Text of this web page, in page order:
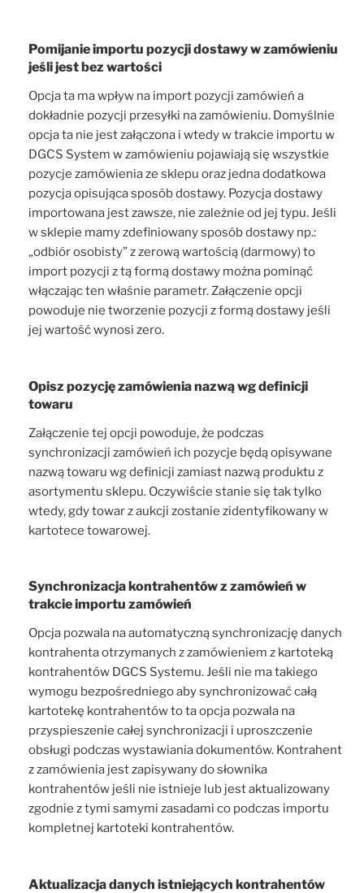
Pomijanie importu pozycji dostawy w zamówieniu
jeśli jest bez wartości
Opcja ta ma wpływ na import pozycji zamówień a
dokładnie pozycji przesyłki na zamówieniu. Domyślnie
opcja ta nie jest załączona i wtedy w trakcie importu w
DGCS System w zamówieniu pojawiają się wszystkie
pozycje zamówienia ze sklepu oraz jedna dodatkowa
pozycja opisująca sposób dostawy. Pozycja dostawy
importowana jest zawsze, nie zależnie od jej typu. Jeśli
w sklepie mamy zdefiniowany sposób dostawy np.:
„odbiór osobisty” z zerową wartością (darmowy) to
import pozycji z tą formą dostawy można pominąć
włączając ten właśnie parametr. Załączenie opcji
powoduje nie tworzenie pozycji z formą dostawy jeśli
jej wartość wynosi zero.
Opisz pozycję zamówienia nazwą wg definicji
towaru
Załączenie tej opcji powoduje, że podczas
synchronizacji zamówień ich pozycje będą opisywane
nazwą towaru wg definicji zamiast nazwą produktu z
asortymentu sklepu. Oczywiście stanie się tak tylko
wtedy, gdy towar z aukcji zostanie zidentyfikowany w
kartotece towarowej.
Synchronizacja kontrahentów z zamówień w
trakcie importu zamówień
Opcja pozwala na automatyczną synchronizację danych
kontrahenta otrzymanych z zamówieniem z kartoteką
kontrahentów DGCS Systemu. Jeśli nie ma takiego
wymogu bezpośredniego aby synchronizować całą
kartotekę kontrahentów to ta opcja pozwala na
przyspieszenie całej synchronizacji i uproszczenie
obsługi podczas wystawiania dokumentów. Kontrahent
z zamówienia jest zapisywany do słownika
kontrahentów jeśli nie istnieje lub jest aktualizowany
zgodnie z tymi samymi zasadami co podczas importu
kompletnej kartoteki kontrahentów.
Aktualizacja danych istniejących kontrahentów